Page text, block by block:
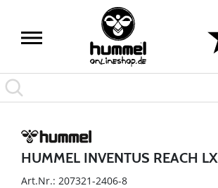
HUMMEL INVENTUS REACH LX
Art.Nr.: 207321-2406-8